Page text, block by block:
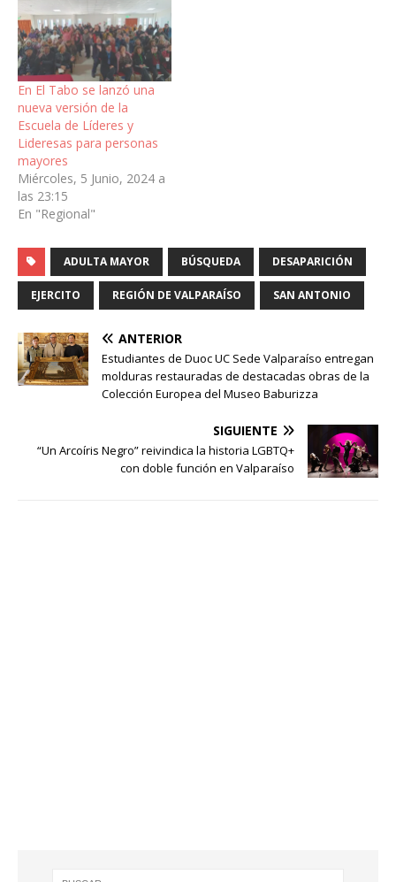
En El Tabo se lanzó una
nueva versión de la
Escuela de Líderes y
Lideresas para personas
mayores
Miércoles, 5 Junio, 2024 a
las 23:15
En "Regional"
ADULTA MAYOR BÚSQUEDA DESAPARICIÓN
EJERCITO REGIÓN DE VALPARAÍSO SAN ANTONIO
ANTERIOR
Estudiantes de Duoc UC Sede Valparaíso entregan
molduras restauradas de destacadas obras de la
Colección Europea del Museo Baburizza
SIGUIENTE
“Un Arcoíris Negro” reivindica la historia LGBTQ+
con doble función en Valparaíso